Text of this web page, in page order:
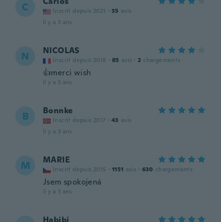
C Inscrit depuis 2021 · 35 avis
il y a 3 ans
N NICOLAS
Inscrit depuis 2018 · 85 avis · 2 chargements
👍merci wish
il y a 3 ans
B Bonnke
Inscrit depuis 2017 · 43 avis
il y a 3 ans
M MARIE
Inscrit depuis 2015 · 1151 avis · 630 chargements
Jsem spokojená
il y a 3 ans
Habibi